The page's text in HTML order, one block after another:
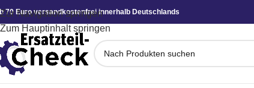
Zur Navigation springen
Zum Hauptinhalt springen
70 Euro versandkostenfrei innerhalb Deutschlands